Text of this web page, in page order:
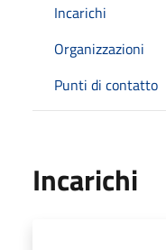
Incarichi
Organizzazioni
Punti di contatto
Incarichi